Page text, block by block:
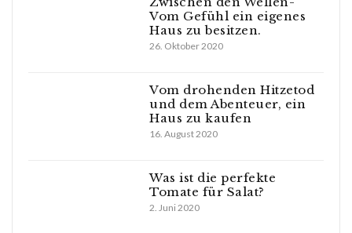
Vom Gefühl ein eigenes
Haus zu besitzen.
26. Oktober 2020
Vom drohenden Hitzetod
und dem Abenteuer, ein
Haus zu kaufen
16. August 2020
Was ist die perfekte
Tomate für Salat?
2. Juni 2020